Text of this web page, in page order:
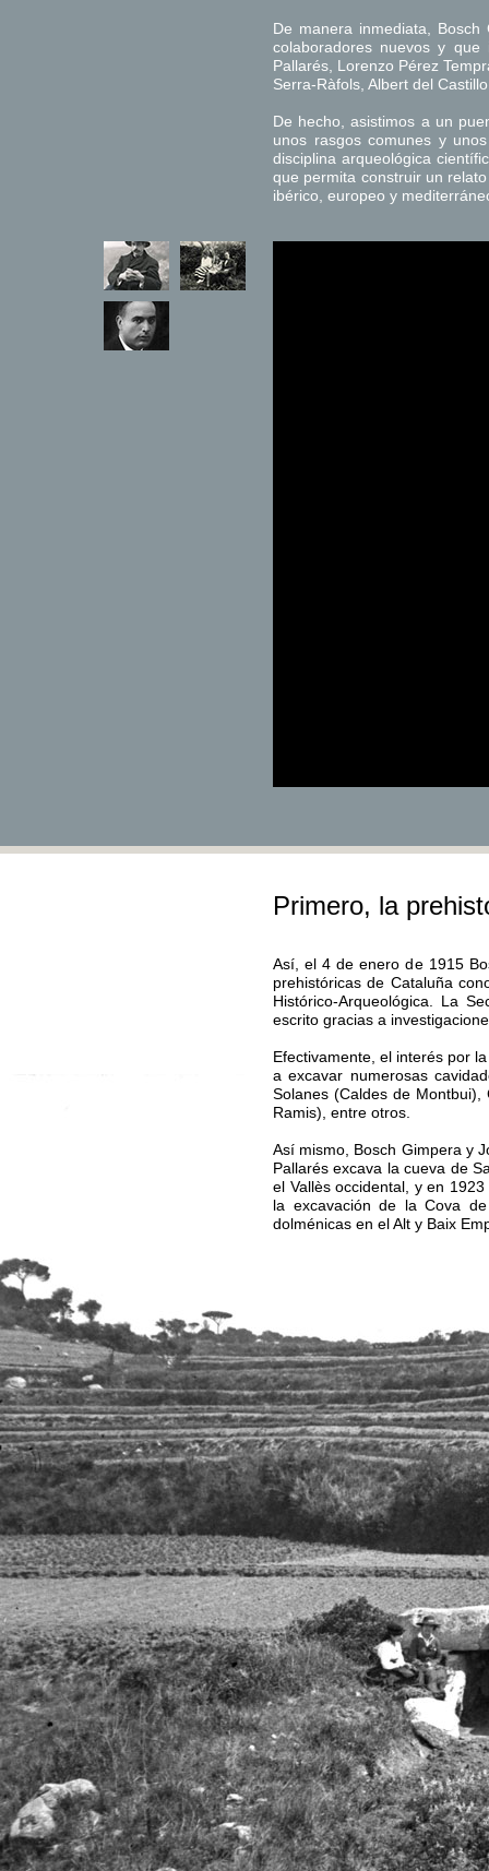
De manera inmediata,
colaboradores nuevos y que
Pallarés, Lorenzo Pérez
Serra-Ràfols, Albert del
De hecho, asistimos a un
unos rasgos comunes y
disciplina arqueológica
que permita construir un
ibérico, europeo y
Primero, la
Así, el 4 de enero de 1915
prehistóricas de Cataluña
Histórico-Arqueológica. La
escrito gracias a
Efectivamente, el interés por
a excavar numerosas
Solanes (Caldes de
Ramis), entre otros.
Así mismo, Bosch Gimpera y
Pallarés excava la cueva de
el Vallès occidental, y en
la excavación de la Cova
dolménicas en el Alt y Baix